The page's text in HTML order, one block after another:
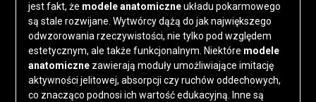
jest fakt, że modele anatomiczneukładu pokarmowego
są stale rozwijane. Wytwórcy dążą do jak największego
odwzorowania rzeczywistości, nie tylko pod względem
estetycznym, ale także funkcjonalnym. Niektóre modele
anatomicznezawierają moduły umożliwiające imitację
aktywności jelitowej, absorpcji czy ruchów oddechowych,
co znacząco podnosi ich wartość edukacyjną. Inne są